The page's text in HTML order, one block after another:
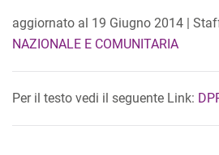
aggiornato al 19 Giugno 2014 |
NAZIONALE E COMUNITARIA
Per il testo vedi il seguente Link: